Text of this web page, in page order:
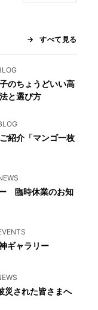
すべて見る
のちょうどいい高
と選び方
紹介「マンゴ一枚
臨時休業のお知
ギャラリー
災された皆さまへ